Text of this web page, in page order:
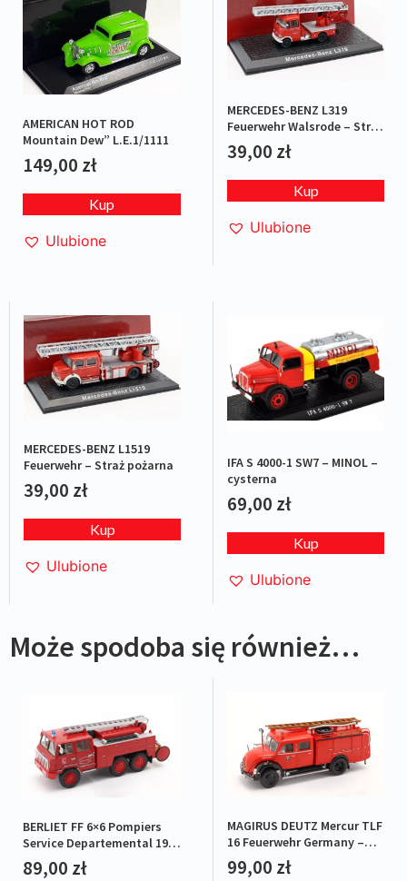
AMERICAN HOT ROD
Mountain Dew” L.E.1/1111
149,00 zł
Kup
Ulubione
MERCEDES-BENZ L319
Feuerwehr Walsrode – Straż
pożarna
39,00 zł
Kup
Ulubione
MERCEDES-BENZ L1519
Feuerwehr – Straż pożarna
39,00 zł
Kup
Ulubione
IFA S 4000-1 SW7 – MINOL –
cysterna
69,00 zł
Kup
Ulubione
Może spodoba się również…
BERLIET FF 6×6 Pompiers
Service Departemental 1971
– Straż pożarna
89,00 zł
MAGIRUS DEUTZ Mercur TLF
16 Feuerwehr Germany –
Straż pożarna
99,00 zł